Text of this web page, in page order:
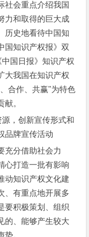
社会重点介绍我国
力和取得的巨大成
历史地看待中国知
国知识产权报》双
国日报》知识产权
大我国在知识产权
合作、共赢"为特色
。
创新宣传形式和
品牌宣传活动
分借助社会力
心打造一批有影响
动知识产权文化建
、有重点地开展多
要积极策划、组织
的、能够产生较大
。